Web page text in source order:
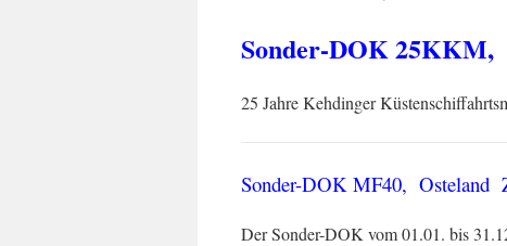
Sonder-DOK
25 Jahre Kehdinger
Sonder-DOK MF40, Osteland
Der Sonder-DOK vom 01.01. bis